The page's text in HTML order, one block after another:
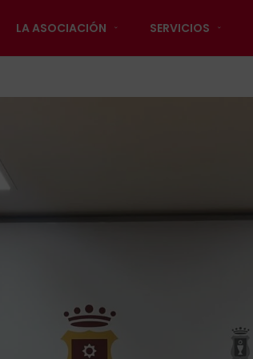
LA ASOCIACIÓN SERVICIOS